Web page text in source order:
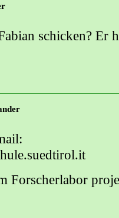
schicken? Er
Forscherlabor